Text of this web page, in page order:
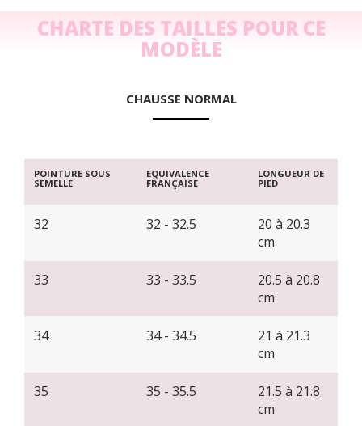
CHARTE DES TAILLES POUR CE
MODÈLE
CHAUSSE NORMAL
POINTURE SOUS
SEMELLE
EQUIVALENCE
FRANÇAISE
LONGUEUR DE
PIED
32 32 - 32.5
20 à 20.3
cm
33 33 - 33.5
20.5 à 20.8
cm
34 34 - 34.5
21 à 21.3
cm
35 35 - 35.5
21.5 à 21.8
cm